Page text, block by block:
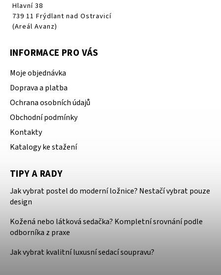
Hlavní 38
739 11 Frýdlant nad Ostravicí
(Areál Avanz)
INFORMACE PRO VÁS
Moje objednávka
Doprava a platba
Ochrana osobních údajů
Obchodní podmínky
Kontakty
Katalogy ke stažení
TIPY A RADY
Jak vybrat postel do moderní ložnice? Nestačí vybrat pouze
design
Kožená nebo látková sedačka? Kompletní srovnání podle
odborníka z praxe
Jak vybrat kvalitní luxusní sedací soupravu?